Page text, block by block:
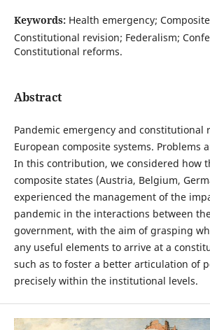
Keywords: Health emergency;
Constitutional revision; Federalism;
Constitutional reforms.
Abstract
Pandemic emergency and constitutional
European composite systems. Problems
In this contribution, we considered how
composite states (Austria, Belgium,
experienced the management of the
pandemic in the interactions between
government, with the aim of grasping
any useful elements to arrive at a
such as to foster a better articulation of
precisely within the institutional levels.